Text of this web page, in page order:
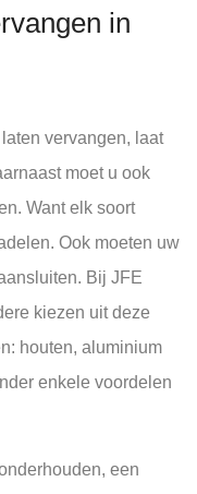
in
vervangen, laat
moet u ook
Want elk soort
Ook moeten uw
Bij JFE
kiezen uit deze
houten, aluminium
enkele voordelen
een